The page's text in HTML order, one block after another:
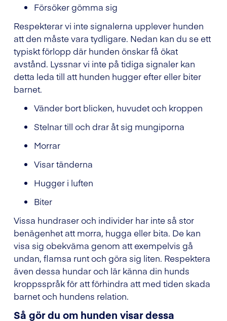
Försöker gömma sig
Respekterar vi inte signalerna upplever hunden
att den måste vara tydligare. Nedan kan du se ett
typiskt förlopp där hunden önskar få ökat
avstånd. Lyssnar vi inte på tidiga signaler kan
detta leda till att hunden hugger efter eller biter
barnet.
Vänder bort blicken, huvudet och kroppen
Stelnar till och drar åt sig mungiporna
Morrar
Visar tänderna
Hugger i luften
Biter
Vissa hundraser och individer har inte så stor
benägenhet att morra, hugga eller bita. De kan
visa sig obekväma genom att exempelvis gå
undan, flamsa runt och göra sig liten. Respektera
även dessa hundar och lär känna din hunds
kroppsspråk för att förhindra att med tiden skada
barnet och hundens relation.
Så gör du om hunden visar dessa